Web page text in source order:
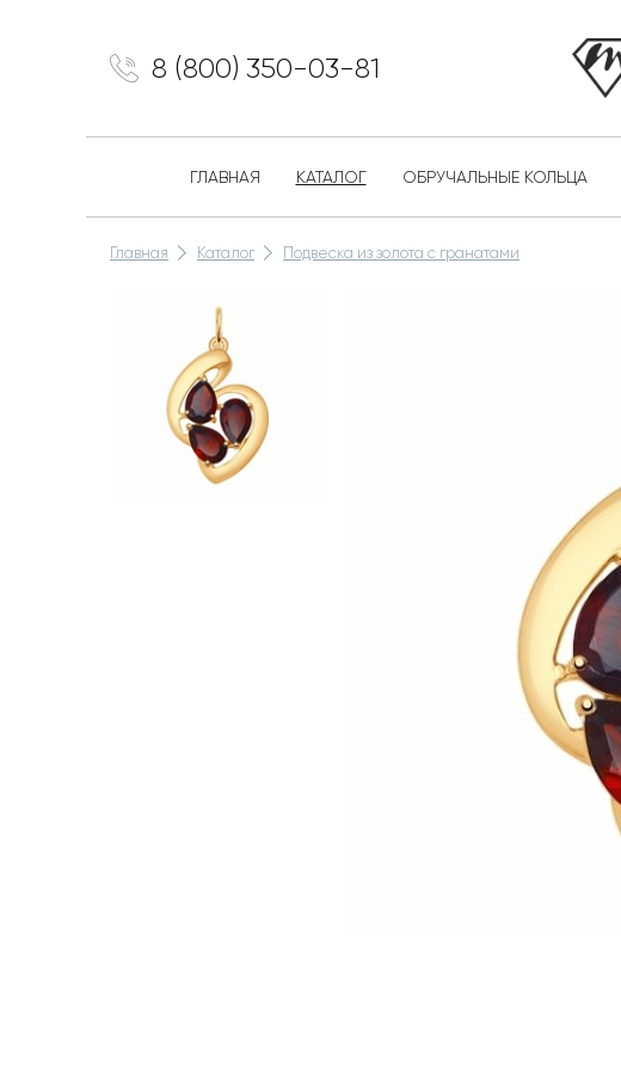
8 (800) 350-03-81
ГЛАВНАЯ КАТАЛОГ ОБРУЧАЛЬНЫЕ КОЛЬЦА
Главная Каталог Подвеска из золота с гранатами